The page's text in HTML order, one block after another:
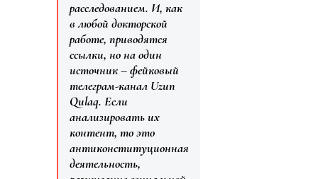
расследованием. И, как
в любой докторской
работе, приводятся
ссылки, но на один
источник – фейковый
телеграм-канал Uzun
Qulaq. Если
анализировать их
контент, то это
антиконституционная
деятельность,